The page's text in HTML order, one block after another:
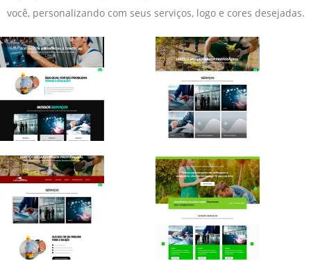
você, personalizando com seus serviços, logo e cores desejadas.